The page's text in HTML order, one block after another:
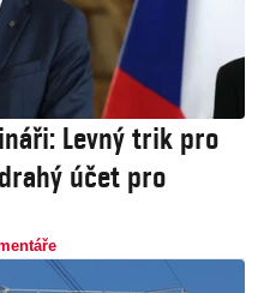
Levný trik pro
účet pro